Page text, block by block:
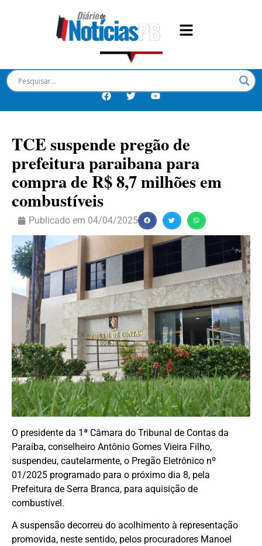
TCE suspende pregão de
prefeitura paraibana para
compra de R$ 8,7 milhões em
combustíveis
Publicado em 04/04/2025
O presidente da 1ª Câmara do Tribunal de Contas da
Paraíba, conselheiro Antônio Gomes Vieira Filho,
suspendeu, cautelarmente, o Pregão Eletrônico nº
01/2025 programado para o próximo dia 8, pela
Prefeitura de Serra Branca, para aquisição de
combustível.
A suspensão decorreu do acolhimento à representação
promovida, neste sentido, pelos procuradores Manoel